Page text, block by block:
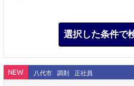
NEW 八代市 調剤 正社員